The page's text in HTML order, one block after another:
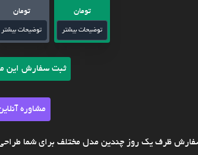
تومان
توضیحات بیشتر
تومان
توضیحات بیشتر
ثبت سفارش این
مشاوره
ظرف یک روز چندین مدل مختلف برای شما طراحی